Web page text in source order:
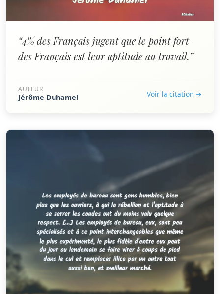
“4% des Français jugent que le point fort
des Français est leur aptitude au travail.”
AUTEUR
Jérôme Duhamel Voir la citation →